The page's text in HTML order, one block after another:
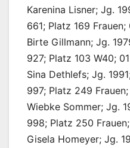
Karenina Lisner; Jg.
661; Platz 169 Frauen;
Birte Gillmann; Jg.
927; Platz 103 W40;
Sina Dethlefs; Jg.
997; Platz 249 Frauen;
Wiebke Sommer; Jg.
998; Platz 250
Gisela Homeyer; Jg.